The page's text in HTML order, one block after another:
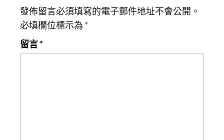
發佈留言必須填寫的電子郵件地址不會公開。
必填欄位標示為 *
留言*